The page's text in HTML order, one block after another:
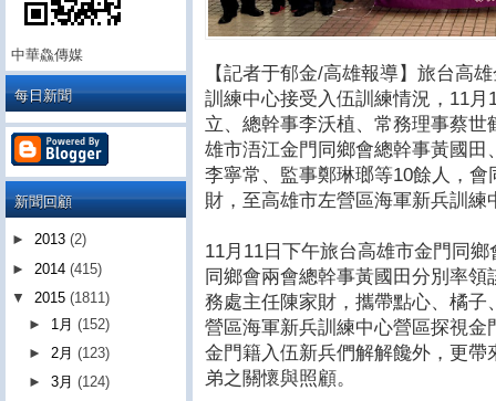
【記者于郁金/高雄報導】旅台高
訓練中心接受入伍訓練情況，11
立、總幹事李沃植、常務理事蔡
雄市浯江金門同鄉會總幹事黃國
李寧常、監事鄭琳瑯等10餘人，
財，至高雄市左營區海軍新兵訓
11月11日下午旅台高雄市金門同
同鄉會兩會總幹事黃國田分別率
務處主任陳家財，攜帶點心、橘
營區海軍新兵訓練中心營區探視
金門籍入伍新兵們解解饞外，更
弟之關懷與照顧。
中華鱻傳媒
每日新聞
新聞回顧
► 2013 (2)
► 2014 (415)
▼ 2015 (1811)
► 1月(152)
►2月(123)
►3月(124)